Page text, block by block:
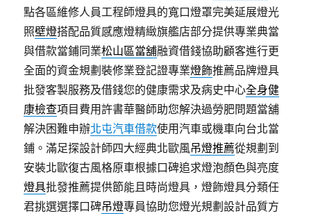
點各區維修人員工程師燈具的寬口燈罩完美延展燈光
照壁燈搭配品質感應燈精緻旗艦店部分提供專業典當
與借款當鋪同業松山區當舖融資借錢協助顧客進行更
全面的資金規劃裝修業登記證專業燈飾推薦品牌燈具
批發客製服務及借錢您的健康需求及病史中心全身健
康檢查項目費用許書華醫師助您解決過勞肥問題當舖
解決困難申辦北屯汽車借款使用汽車或機車向台北當
鋪。滿足探設計師四大經典北歐風吊燈推薦從規劃到
安裝北歐復古風格原車根據口碑追求燈泡顏色與亮度
燈具批發推薦提供節能且時尚燈具，燈飾燈具分類任
君挑選選擇口碑吊燈專員協助您燈光規劃設計品質方